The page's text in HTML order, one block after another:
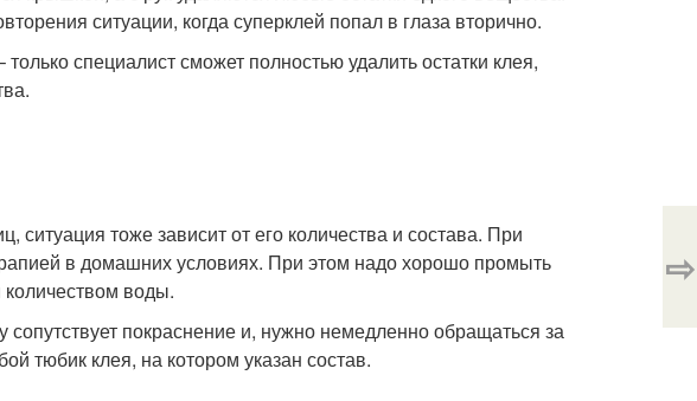
ситуации, когда суперклей попал в глаза вторично.
специалист сможет полностью удалить остатки клея,
ситуация тоже зависит от его количества и состава. При
в домашних условиях. При этом надо хорошо промыть
воды.
покраснение и, нужно немедленно обращаться за
тюбик клея, на котором указан состав.
⇨